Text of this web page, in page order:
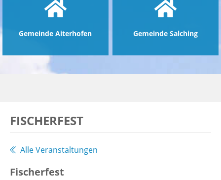
Gemeinde Aiterhofen Gemeinde Salching
FISCHERFEST
Alle Veranstaltungen
Fischerfest